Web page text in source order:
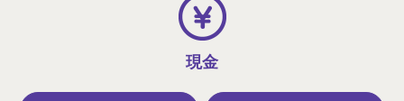
現金